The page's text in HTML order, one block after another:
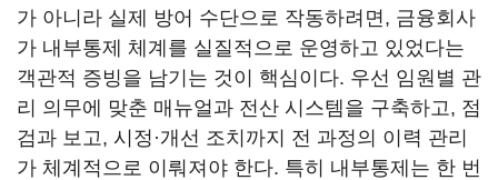
가 아니라 실제 방어 수단으로 작동하려면, 금융회사
가 내부통제 체계를 실질적으로 운영하고 있었다는
객관적 증빙을 남기는 것이 핵심이다. 우선 임원별 관
리 의무에 맞춘 매뉴얼과 전산 시스템을 구축하고, 점
검과 보고, 시정·개선 조치까지 전 과정의 이력 관리
가 체계적으로 이뤄져야 한다. 특히 내부통제는 한 번